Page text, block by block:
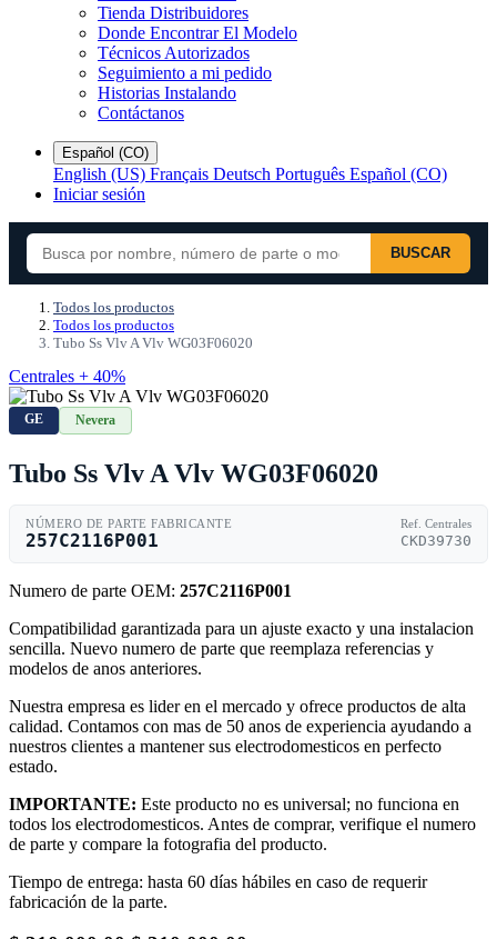
Tienda Distribuidores
Donde Encontrar El Modelo
Técnicos Autorizados
Seguimiento a mi pedido
Historias Instalando
Contáctanos
Español (CO)
English (US) Français Deutsch Português Español (CO)
Iniciar sesión
BUSCAR
Todos los productos
Todos los productos
Tubo Ss Vlv A Vlv WG03F06020
Centrales + 40%
GE Nevera
Tubo Ss Vlv A Vlv WG03F06020
NÚMERO DE PARTE FABRICANTE
257C2116P001
Ref. Centrales
CKD39730
Numero de parte OEM: 257C2116P001
Compatibilidad garantizada para un ajuste exacto y una instalacion
sencilla. Nuevo numero de parte que reemplaza referencias y
modelos de anos anteriores.
Nuestra empresa es lider en el mercado y ofrece productos de alta
calidad. Contamos con mas de 50 anos de experiencia ayudando a
nuestros clientes a mantener sus electrodomesticos en perfecto
estado.
IMPORTANTE: Este producto no es universal; no funciona en
todos los electrodomesticos. Antes de comprar, verifique el numero
de parte y compare la fotografia del producto.
Tiempo de entrega: hasta 60 días hábiles en caso de requerir
fabricación de la parte.